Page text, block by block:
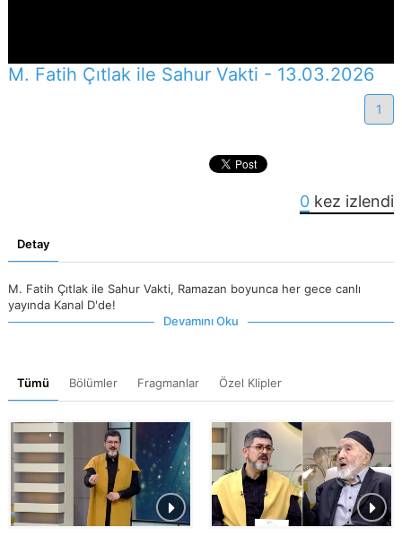
M. Fatih Çıtlak ile Sahur Vakti - 13.03.2026
1
0 kez izlendi
Detay
M. Fatih Çıtlak ile Sahur Vakti, Ramazan boyunca her gece canlı
yayında Kanal D'de!
Devamını Oku
Tümü Bölümler Fragmanlar Özel Klipler